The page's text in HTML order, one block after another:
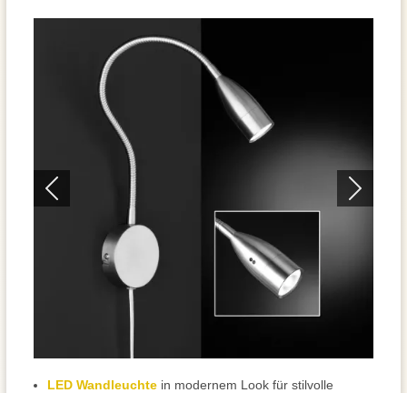
LED Wandleuchte in modernem Look für stilvolle